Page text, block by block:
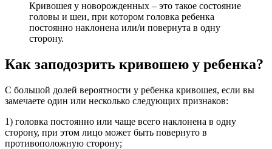
Кривошея у новорожденных – это такое состояние
головы и шеи, при котором головка ребенка
постоянно наклонена или/и повернута в одну
сторону.
Как заподозрить кривошею у ребенка?
С большой долей вероятности у ребенка кривошея, если вы
замечаете один или несколько следующих признаков:
1) головка постоянно или чаще всего наклонена в одну
сторону, при этом лицо может быть повернуто в
противоположную сторону;